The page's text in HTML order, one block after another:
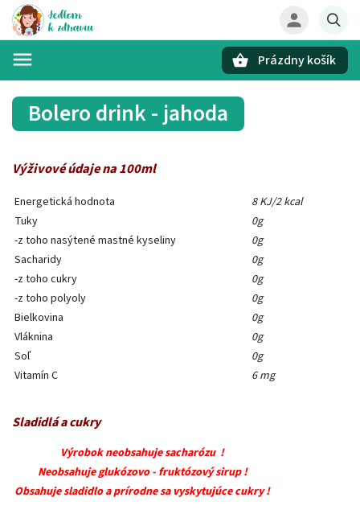
Prázdny košík
Bolero drink - jahoda
Výživové údaje na 100ml
Energetická hodnota
8 KJ/2 kcal
Tuky
0g
-z toho nasýtené mastné kyseliny
0g
Sacharidy
0g
-z toho cukry
0g
-z toho polyoly
0g
Bielkovina
0g
Vláknina
0g
Soľ
0g
Vitamín C
6 mg
Sladidlá a cukry
Výrobok neobsahuje sacharózu !
Neobsahuje glukózovo - fruktózový sirup !
Obsahuje sladidlo a prírodne sa vyskytujúce cukry !